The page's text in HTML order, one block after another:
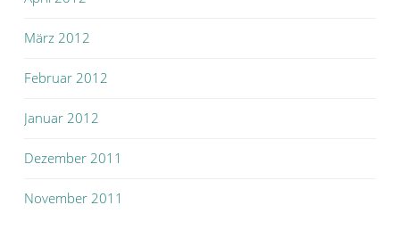
März 2012
Februar 2012
Januar 2012
Dezember 2011
November 2011